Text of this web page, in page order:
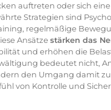
auftreten oder sich
Strategien sind
regelmäßige
Ansätze stärken das
und erhöhen die
bedeutet nicht,
den Umgang damit zu
von Kontrolle und